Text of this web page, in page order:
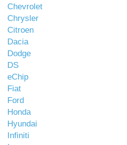
Chevrolet
Chrysler
Citroen
Dacia
Dodge
DS
eChip
Fiat
Ford
Honda
Hyundai
Infiniti